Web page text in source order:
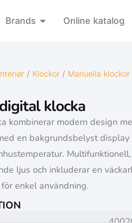
Brands Online katalog
/ Klockor / Manuella klockor
klocka
kombinerar modern design
en bakgrundsbelyst display
ljus och inkluderar en
enkel användning.